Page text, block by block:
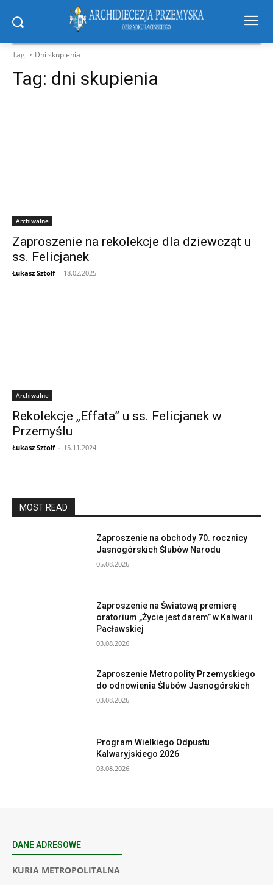
Tagi Dni skupienia
Tag: dni skupienia
Archiwalne
Zaproszenie na rekolekcje dla dziewcząt u
ss. Felicjanek
Łukasz Sztolf - 18.02.2025
Archiwalne
Rekolekcje „Effata” u ss. Felicjanek w
Przemyślu
Łukasz Sztolf - 15.11.2024
MOST READ
Zaproszenie na obchody 70. rocznicy
Jasnogórskich Ślubów Narodu
05.08.2026
Zaproszenie na Światową premierę
oratorium „Życie jest darem” w Kalwarii
Pacławskiej
03.08.2026
Zaproszenie Metropolity Przemyskiego
do odnowienia Ślubów Jasnogórskich
03.08.2026
Program Wielkiego Odpustu
Kalwaryjskiego 2026
03.08.2026
DANE ADRESOWE
KURIA METROPOLITALNA